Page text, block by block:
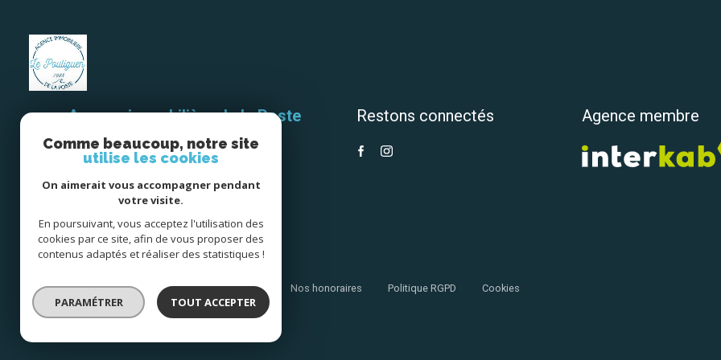
Agence immobilière de la Poste
Le Pouliguen
agencedelaposte.lepouliguen@orange.fr
44510 Le Pouliguen
Restons connectés Agence membre
Nos partenaires Mentions légales Admin Nos honoraires Politique RGPD Cookies
© 2026 | Tous droits réservés
Comme beaucoup, notre site
utilise les cookies
On aimerait vous accompagner pendant
votre visite.
En poursuivant, vous acceptez l'utilisation des
cookies par ce site, afin de vous proposer des
contenus adaptés et réaliser des statistiques !
PARAMÉTRER TOUT ACCEPTER